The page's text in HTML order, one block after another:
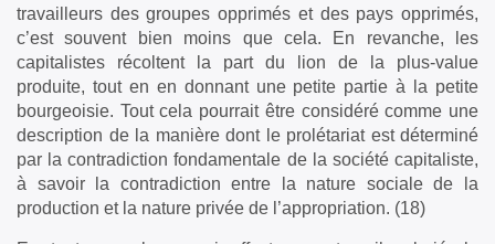
travailleurs des groupes opprimés et des pays opprimés,
c’est souvent bien moins que cela. En revanche, les
capitalistes récoltent la part du lion de la plus-value
produite, tout en en donnant une petite partie à la petite
bourgeoisie. Tout cela pourrait être considéré comme une
description de la manière dont le prolétariat est déterminé
par la contradiction fondamentale de la société capitaliste,
à savoir la contradiction entre la nature sociale de la
production et la nature privée de l’appropriation. (18)